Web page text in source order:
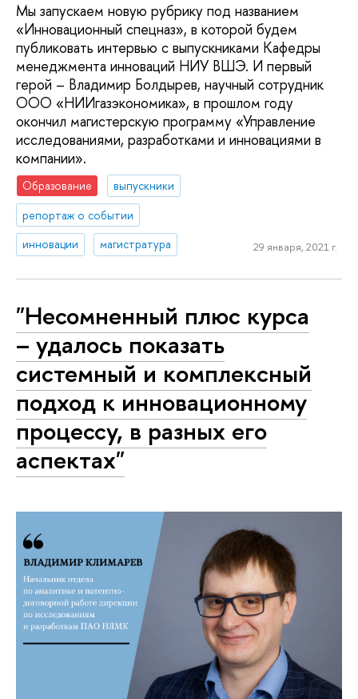
Мы запускаем новую рубрику под названием
«Инновационный спецназ», в которой будем
публиковать интервью с выпускниками Кафедры
менеджмента инноваций НИУ ВШЭ. И первый
герой – Владимир Болдырев, научный сотрудник
ООО «НИИгазэкономика», в прошлом году
окончил магистерскую программу «Управление
исследованиями, разработками и инновациями в
компании».
Образование
выпускники
репортаж о событии
инновации
магистратура 29 января, 2021 г.
"Несомненный плюс курса
– удалось показать
системный и комплексный
подход к инновационному
процессу, в разных его
аспектах"